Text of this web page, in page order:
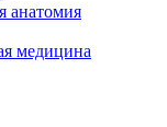
анатомия
медицина